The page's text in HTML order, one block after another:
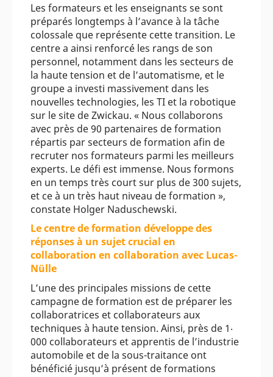
Les formateurs et les enseignants se sont
préparés longtemps à l’avance à la tâche
colossale que représente cette transition. Le
centre a ainsi renforcé les rangs de son
personnel, notamment dans les secteurs de
la haute tension et de l’automatisme, et le
groupe a investi massivement dans les
nouvelles technologies, les TI et la robotique
sur le site de Zwickau. « Nous collaborons
avec près de 90 partenaires de formation
répartis par secteurs de formation afin de
recruter nos formateurs parmi les meilleurs
experts. Le défi est immense. Nous formons
en un temps très court sur plus de 300 sujets,
et ce à un très haut niveau de formation »,
constate Holger Naduschewski.
Le centre de formation développe des
réponses à un sujet crucial en
collaboration en collaboration avec Lucas-
Nülle
L’une des principales missions de cette
campagne de formation est de préparer les
collaboratrices et collaborateurs aux
techniques à haute tension. Ainsi, près de 1‧
000 collaborateurs et apprentis de l’industrie
automobile et de la sous-traitance ont
bénéficié jusqu’à présent de formations